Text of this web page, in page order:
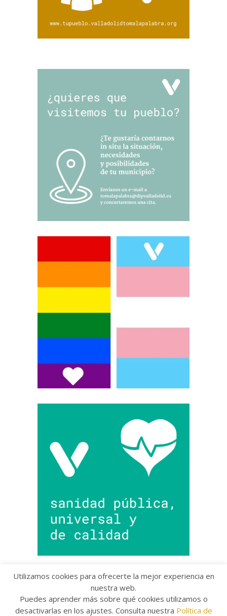
Copyright © 2022 Grupo Provincial Toma la Palabra
Aviso legal /Política de Privacidad/Política de
Utilizamos cookies para ofrecerte la mejor experiencia en
nuestra web.
Puedes aprender más sobre qué cookies utilizamos o
desactivarlas en los ajustes. Consulta nuestra Política de